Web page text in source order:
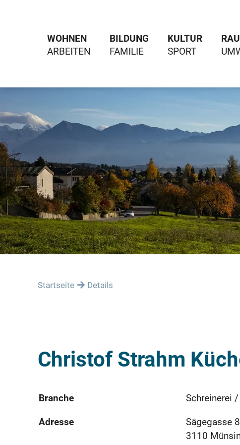
WOHNEN BILDUNG KULTUR
Startseite Details
Christof Strahm
Branche Schreinerei
Adresse
Sägegasse
3110